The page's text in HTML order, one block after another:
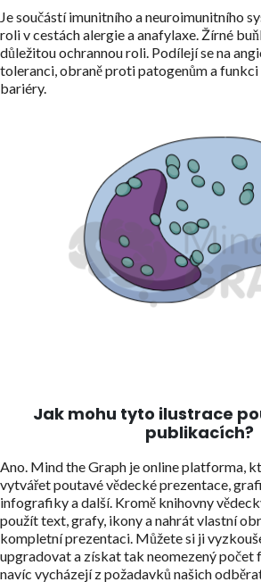
Je součástí imunitního a neuroimunitního
roli v cestách alergie a anafylaxe. Žírné
důležitou ochrannou roli. Podílejí se na
toleranci, obraně proti patogenům a
bariéry.
Jak mohu tyto ilustrace
publikacích?
Ano. Mind the Graph je online platforma,
vytvářet poutavé vědecké prezentace,
infografiky a další. Kromě knihovny
použít text, grafy, ikony a nahrát vlastní
kompletní prezentaci. Můžete si ji
upgradovat a získat tak neomezený počet
navíc vycházejí z požadavků našich